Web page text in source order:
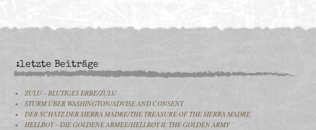
:letzte Beiträge
ZULU – BLUTIGES ERBE/ZULU
STURM ÜBER WASHINGTON/ADVISE AND CONSENT
DER SCHATZ DER SIERRA MADRE/THE TREASURE OF THE SIERRA MADRE
HELLBOY – DIE GOLDENE ARMEE/HELLBOY II: THE GOLDEN ARMY